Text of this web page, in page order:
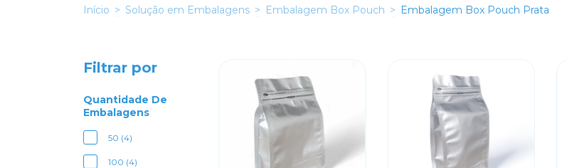
Início > Solução em Embalagens > Embalagem Box Pouch > Embalagem Box Pouch Prata
Filtrar por
Quantidade De
Embalagens
50 (4)
100 (4)